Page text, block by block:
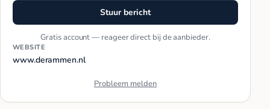
Stuur bericht
Gratis account — reageer direct bij de aanbieder.
WEBSITE
www.derammen.nl
Probleem melden